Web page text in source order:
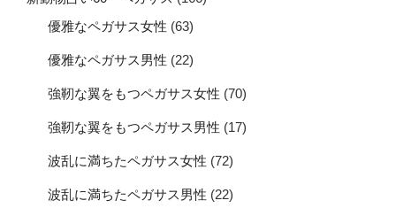
優雅なペガサス女性 (63)
優雅なペガサス男性 (22)
強靭な翼をもつペガサス女性 (70)
強靭な翼をもつペガサス男性 (17)
波乱に満ちたペガサス女性 (72)
波乱に満ちたペガサス男性 (22)